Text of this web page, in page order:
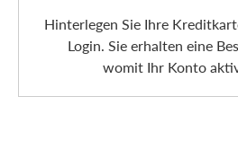
Hinterlegen Sie Ihre
Login. Sie erhalten eine
womit Ihr Konto